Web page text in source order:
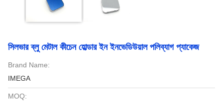
সিলভার ব্লু মেটাল কীচেন হোল্ডার ইন ইনভেডিউয়াল পলিব্যাগ প্যাকেজ
Brand Name:
IMEGA
MOQ: